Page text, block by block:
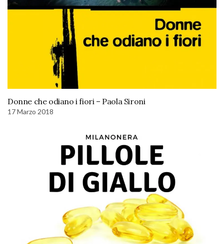
Donne che odiano i fiori – Paola Sironi
17 Marzo 2018